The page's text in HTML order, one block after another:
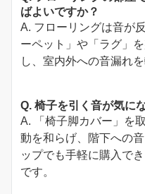
ばよいですか？
A. フローリングは音が
ーペット」や「ラグ」
し、室内外への音漏れ
Q. 椅子を引く音が気に
A. 「椅子脚カバー」を
動を和らげ、階下への
ップでも手軽に購入で
です。